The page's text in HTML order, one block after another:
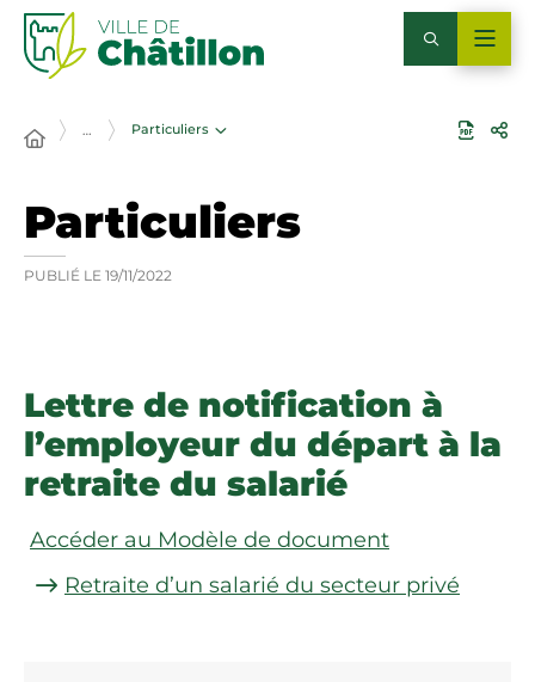
… Particuliers
Particuliers
PUBLIÉ LE 19/11/2022
Lettre de notification à
l’employeur du départ à la
retraite du salarié
Accéder au Modèle de document
Retraite d’un salarié du secteur privé